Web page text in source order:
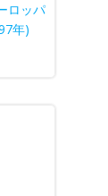
ロッパ
年)